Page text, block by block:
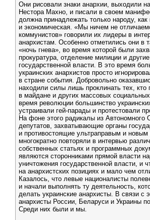
Они рисовали знаки анархии, выходили
Нестора Махно, и писали в своем
должна принадлежать только народу, как
и экономическая. «Мы ничем не
коммунистов» говорили их лидеры в
анархистам. Особенно отметились они в
«ночь гнева», во время которой были
прокуратура, отделение милиции и
государственной власти. В это время
украинских анархистов просто
в стране события. Добровольно
находили силы лишь проклинать тех, кто
в майдане и других массовых
время революции большинство
устраивали гей-парады и протестовали
На фоне этого радикалы из
депутатов, захватывающие органы
и противостоящие ультраправым и новым
многократно повторяли в интервью
собственных статьях и программных
являются сторонниками прямой власти
уничтожения государственной власти, и
на анархистских позициях и мало чем
Казалось, что левые националисты
и начали выполнять ту деятельность,
делать украинские анархисты. В связи с
анархисты России, Беларуси и Украины
Среди них были и мы.